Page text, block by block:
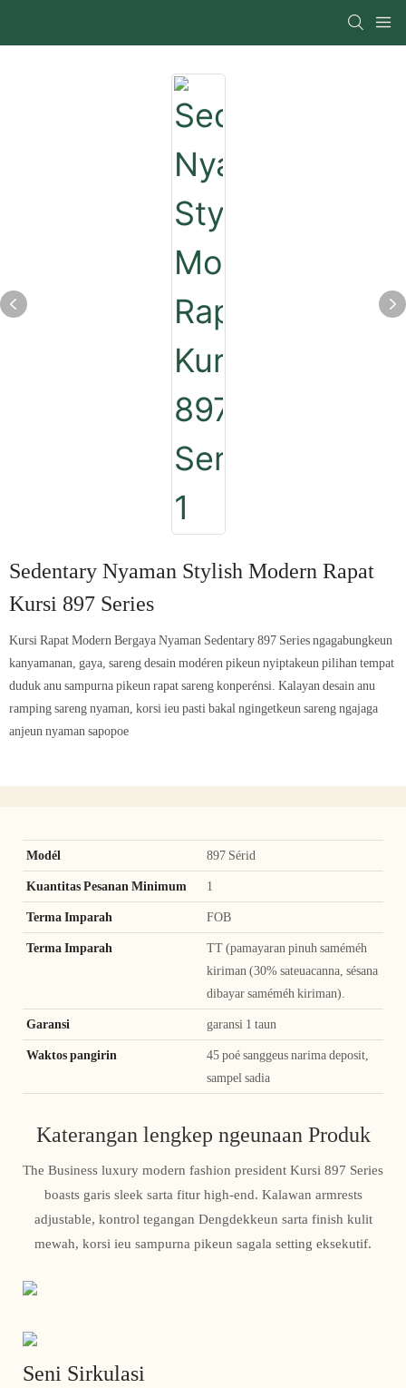
Sedentary Nyaman Stylish Modern Rapat
Kursi 897 Series
Kursi Rapat Modern Bergaya Nyaman Sedentary 897 Series ngagabungkeun
kanyamanan, gaya, sareng desain modéren pikeun nyiptakeun pilihan tempat
duduk anu sampurna pikeun rapat sareng konperénsi. Kalayan desain anu
ramping sareng nyaman, korsi ieu pasti bakal ngingetkeun sareng ngajaga
anjeun nyaman sapopoe
Modél 897 Sérid
Kuantitas Pesanan Minimum 1
Terma Imparah FOB
Terma Imparah
TT (pamayaran pinuh saméméh
kiriman (30% sateuacanna, sésana
dibayar saméméh kiriman).
Garansi garansi 1 taun
Waktos pangirin
45 poé sanggeus narima deposit,
sampel sadia
Katerangan lengkep ngeunaan Produk
The Business luxury modern fashion president Kursi 897 Series
boasts garis sleek sarta fitur high-end. Kalawan armrests
adjustable, kontrol tegangan Dengdekkeun sarta finish kulit
mewah, korsi ieu sampurna pikeun sagala setting eksekutif.
Seni Sirkulasi